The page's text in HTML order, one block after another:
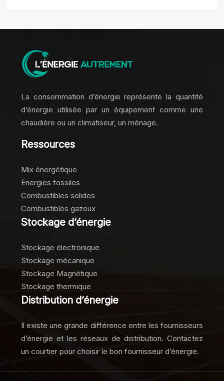
La consommation d’énergie représente la quantité
d’énergie utilisée par un équipement comme une
chaudière ou un climatiseur, un ménage.
Ressources
Mix énergétique
Énergies fossiles
Combustibles solides
Combustibles gazeux
Stockage d’énergie
Stockage électronique
Stockage mécanique
Stockage Magnétique
Stockage thermique
Distribution d’énergie
Il existe une grande différence entre les fournisseurs
d’énergie et les réseaux de distribution. Contactez
un courtier pour choisir le bon fournisseur d’énergie.